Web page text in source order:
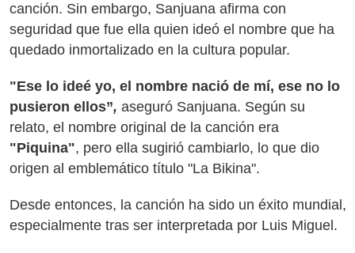
canción. Sin embargo, Sanjuana afirma con
seguridad que fue ella quien ideó el nombre que ha
quedado inmortalizado en la cultura popular.
"Ese lo ideé yo, el nombre nació de mí, ese no lo
pusieron ellos”, aseguró Sanjuana. Según su
relato, el nombre original de la canción era
"Piquina", pero ella sugirió cambiarlo, lo que dio
origen al emblemático título "La Bikina".
Desde entonces, la canción ha sido un éxito mundial,
especialmente tras ser interpretada por Luis Miguel.